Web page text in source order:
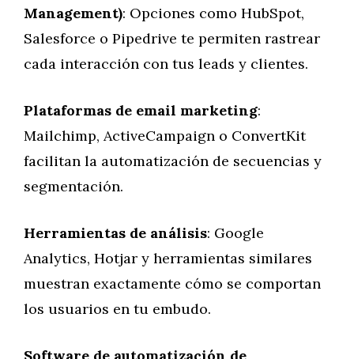
Management): Opciones como HubSpot,
Salesforce o Pipedrive te permiten rastrear
cada interacción con tus leads y clientes.
Plataformas de email marketing:
Mailchimp, ActiveCampaign o ConvertKit
facilitan la automatización de secuencias y
segmentación.
Herramientas de análisis: Google
Analytics, Hotjar y herramientas similares
muestran exactamente cómo se comportan
los usuarios en tu embudo.